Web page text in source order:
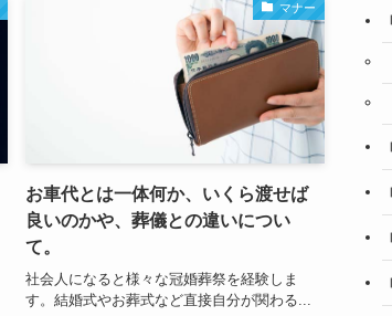
マナー
お車代とは一体何か、いくら渡せば
良いのかや、葬儀との違いについ
て。
社会人になると様々な冠婚葬祭を経験しま
す。結婚式やお葬式など直接自分が関わる...